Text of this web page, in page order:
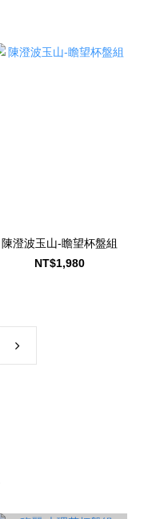
陳澄波玉山-瞻望杯盤組
NT$1,980